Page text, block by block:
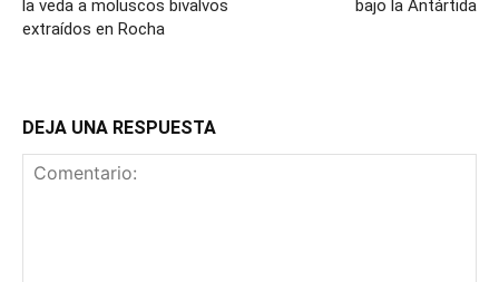
la veda a moluscos bivalvos
extraídos en Rocha
bajo la Antártida
DEJA UNA RESPUESTA